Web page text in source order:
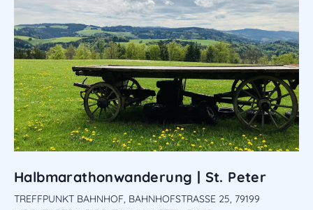
Halbmarathonwanderung | St. Peter
TREFFPUNKT BAHNHOF, BAHNHOFSTRASSE 25, 79199 K